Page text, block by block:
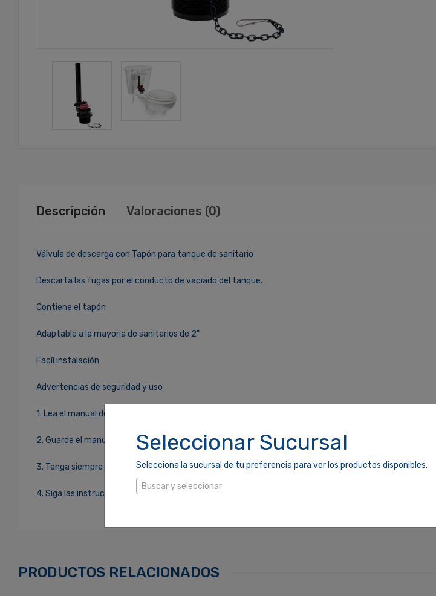
Seleccionar Sucursal
Selecciona la sucursal de tu preferencia para ver los productos disponibles.
Buscar y seleccionar
Descripción Valoraciones (0)
Válvula de descarga con Tapón para tanque de sanitario
Descarta las fugas por el conducto de vaciado del tanque.
Contiene el tapón
Adaptable a la mayoria de sanitarios de 2"
Facíl instalación
Advertencias de seguridad y uso
1. Lea el manual de instrucciones sobre seguridad y funcionamiento antes de utilizar el producto.
2. Guarde el manual de instrucciones para futuras referencias.
3. Tenga siempre en cuenta las advertencias que figuran en le producto y en el manual de instrucciones.
4. Siga las instrucciones indicadas.
PRODUCTOS RELACIONADOS